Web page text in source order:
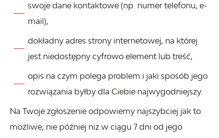
swoje dane kontaktowe (np. numer telefonu, e-
mail),
dokładny adres strony internetowej, na której
jest niedostępny cyfrowo element lub treść,
opis na czym polega problem i jaki sposób jego
rozwiązania byłby dla Ciebie najwygodniejszy.
Na Twoje zgłoszenie odpowiemy najszybciej jak to
możliwe, nie później niż w ciągu 7 dni od jego